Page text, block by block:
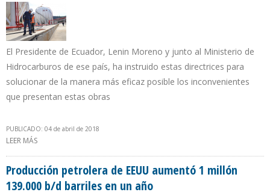
El Presidente de Ecuador, Lenin Moreno y junto al Ministerio de
Hidrocarburos de ese país, ha instruido estas directrices para
solucionar de la manera más eficaz posible los inconvenientes
que presentan estas obras
PUBLICADO: 04 de abril de 2018
LEER MÁS
Producción petrolera de EEUU aumentó 1 millón
139.000 b/d barriles en un año